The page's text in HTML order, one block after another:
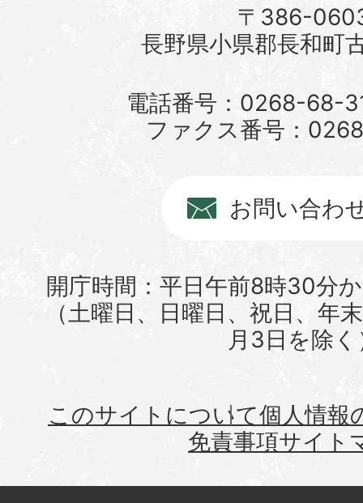
〒386-
長野県小県郡長和町
電話番号：0268-68-
ファクス番号：
お問い合わ
開庁時間：平日午前8時30分
（土曜日、日曜日、祝日、年
月3日を除く
このサイトについて個人情報
免責事項サイト